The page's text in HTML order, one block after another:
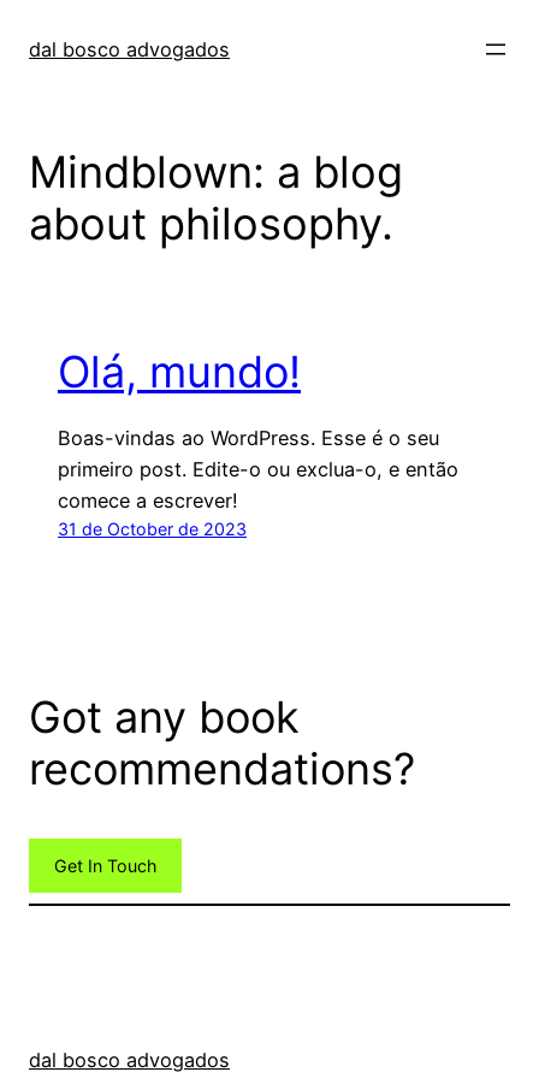
dal bosco advogados
Mindblown: a blog
about philosophy.
Olá, mundo!
Boas-vindas ao WordPress. Esse é o seu
primeiro post. Edite-o ou exclua-o, e então
comece a escrever!
31 de October de 2023
Got any book
recommendations?
Get In Touch
dal bosco advogados